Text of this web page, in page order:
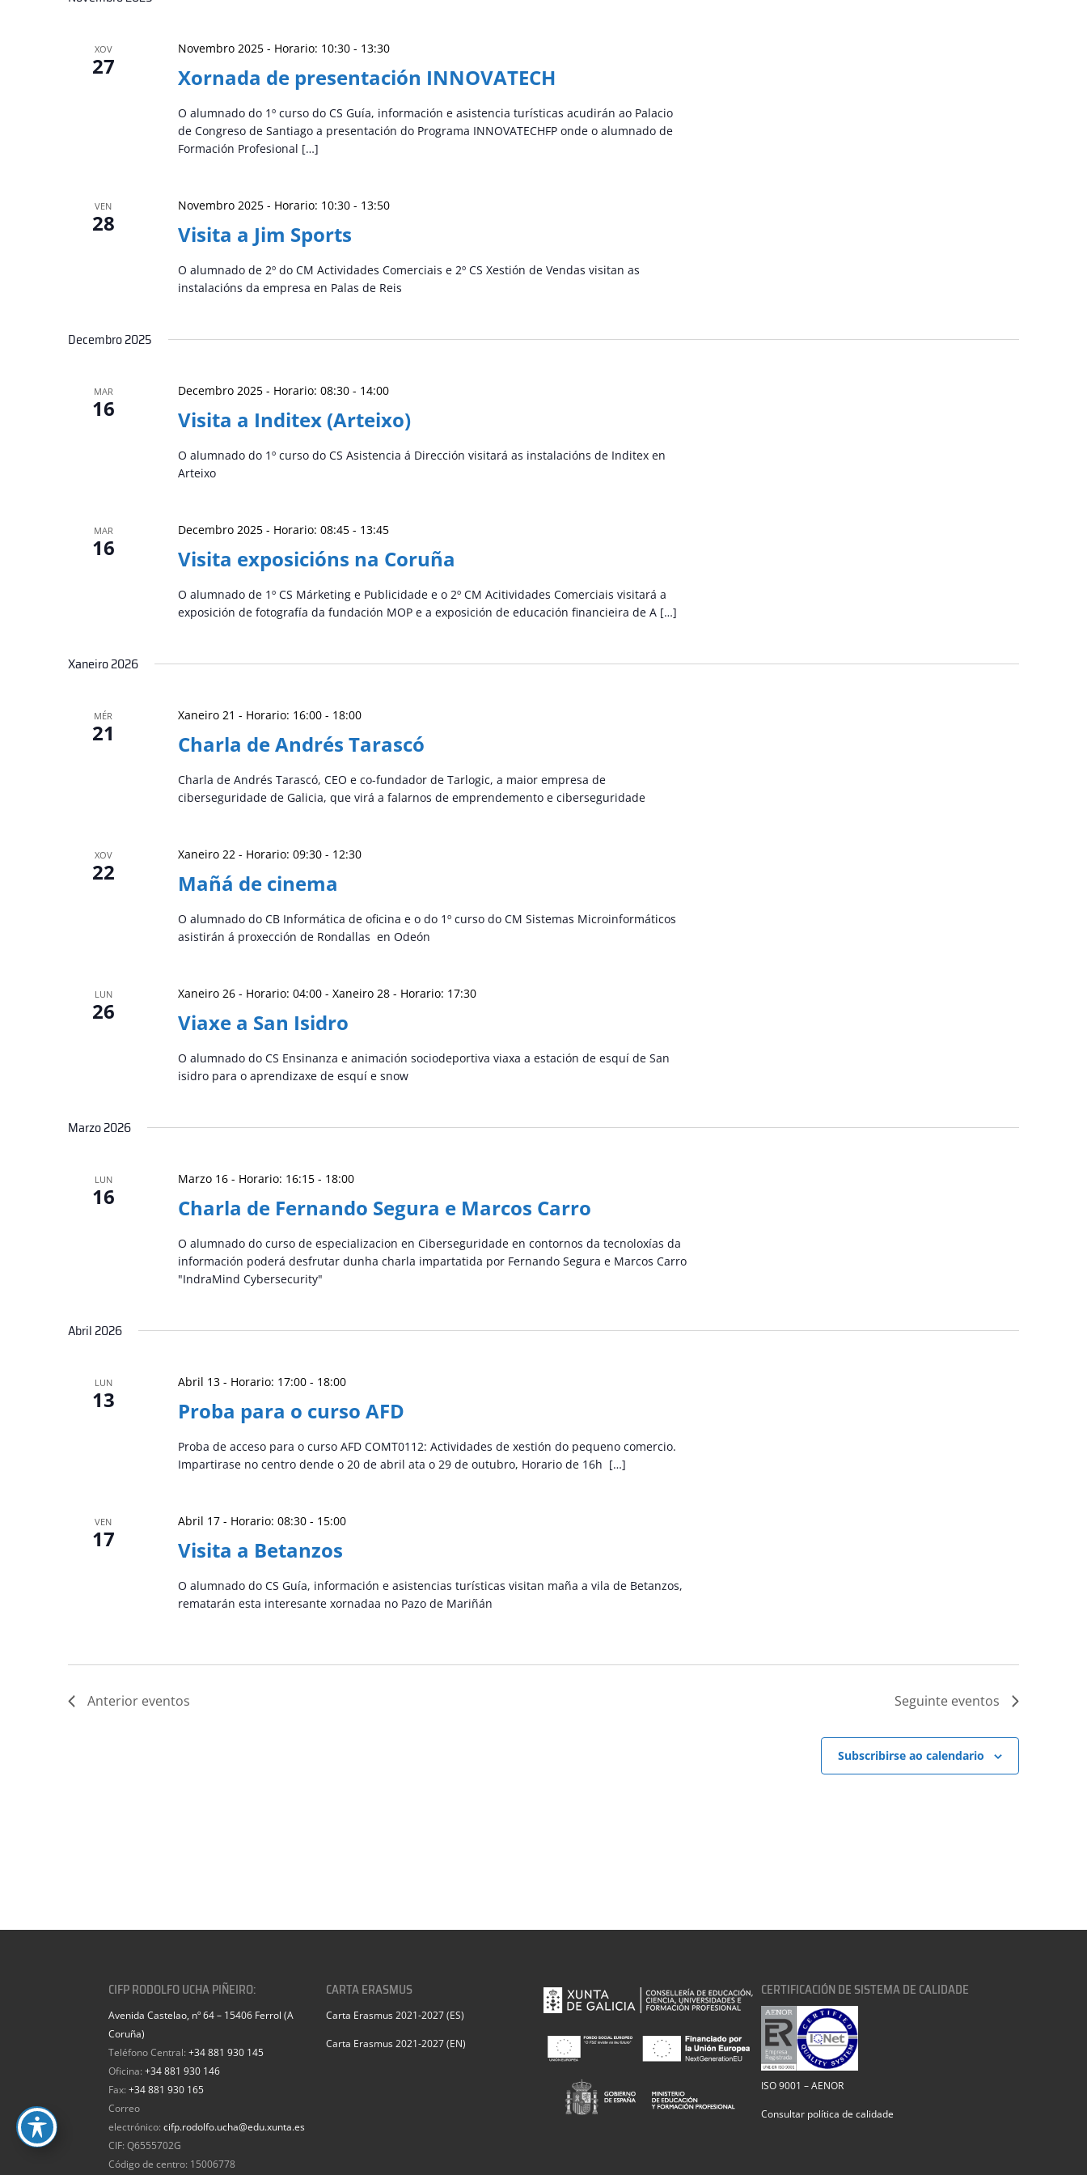
XOV
27 Xornada de presentación INNOVATECH
Novembro 2025 - Horario: 10:30- 13:30
O alumnado do 1º curso do CS Guía, información e asistencia turísticas acudirán ao Palacio
de Congreso de Santiago a presentación do Programa INNOVATECHFP onde o alumnado de
Formación Profesional […]
VEN
28 Visita a Jim Sports
Novembro 2025 - Horario: 10:30- 13:50
O alumnado de 2º do CM Actividades Comerciais e 2º CS Xestión de Vendas visitan as
instalacións da empresa en Palas de Reis
Decembro 2025
MAR
16 Visita a Inditex (Arteixo)
Decembro 2025 - Horario: 08:30- 14:00
O alumnado do 1º curso do CS Asistencia á Dirección visitará as instalacións de Inditex en
Arteixo
MAR
16 Visita exposicións na Coruña
Decembro 2025 - Horario: 08:45- 13:45
O alumnado de 1º CS Márketing e Publicidade e o 2º CM Acitividades Comerciais visitará a
exposición de fotografía da fundación MOP e a exposición de educación financieira de A […]
Xaneiro 2026
MÉR
21 Charla de Andrés Tarascó
Xaneiro 21 - Horario: 16:00- 18:00
Charla de Andrés Tarascó, CEO e co-fundador de Tarlogic, a maior empresa de
ciberseguridade de Galicia, que virá a falarnos de emprendemento e ciberseguridade
XOV
22 Mañá de cinema
Xaneiro 22 - Horario: 09:30- 12:30
O alumnado do CB Informática de oficina e o do 1º curso do CM Sistemas Microinformáticos
asistirán á proxección de Rondallas en Odeón
LUN
26 Viaxe a San Isidro
Xaneiro 26 - Horario: 04:00- Xaneiro 28 - Horario: 17:30
O alumnado do CS Ensinanza e animación sociodeportiva viaxa a estación de esquí de San
isidro para o aprendizaxe de esquí e snow
Marzo 2026
LUN
16 Charla de Fernando Segura e Marcos Carro
Marzo 16 - Horario: 16:15- 18:00
O alumnado do curso de especializacion en Ciberseguridade en contornos da tecnoloxías da
información poderá desfrutar dunha charla impartatida por Fernando Segura e Marcos Carro
"IndraMind Cybersecurity"
Abril 2026
LUN
13 Proba para o curso AFD
Abril 13 - Horario: 17:00- 18:00
Proba de acceso para o curso AFD COMT0112: Actividades de xestión do pequeno comercio.
Impartirase no centro dende o 20 de abril ata o 29 de outubro, Horario de 16h […]
VEN
17 Visita a Betanzos
Abril 17 - Horario: 08:30- 15:00
O alumnado do CS Guía, información e asistencias turísticas visitan maña a vila de Betanzos,
rematarán esta interesante xornadaa no Pazo de Mariñán
Anterior eventos Seguinte eventos
Subscribirse ao calendario
CIFP RODOLFO UCHA PIÑEIRO:
Avenida Castelao, nº 64 – 15406 Ferrol (A
Coruña)
Teléfono Central:+34 881 930 145
Oficina:+34 881 930 146
Fax:+34 881 930 165
Correo
electrónico:cifp.rodolfo.ucha@edu.xunta.es
CIF: Q6555702G
Código de centro: 15006778
CARTA ERASMUS
Carta Erasmus 2021-2027 (ES)
Carta Erasmus 2021-2027 (EN)
CERTIFICACIÓN DE SISTEMA DE CALIDADE
ISO 9001 – AENOR
Consultar política de calidade